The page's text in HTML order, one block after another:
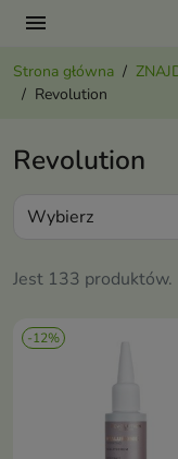
menu
Strona główna
Revolution
Revolution
Jest 133 produktów.
Wybierz
-12%